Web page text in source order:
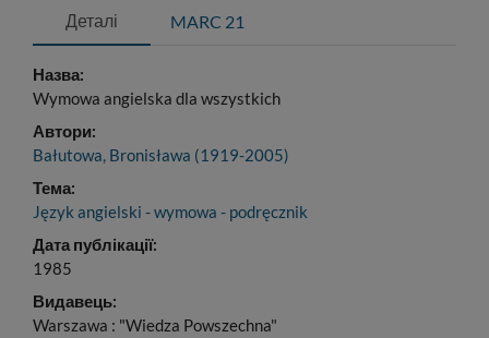
Деталі MARC 21
Назва:
Wymowa angielska dla wszystkich
Автори:
Bałutowa, Bronisława (1919-2005)
Тема:
Język angielski - wymowa - podręcznik
Дата публікації:
1985
Видавець:
Warszawa : "Wiedza Powszechna"